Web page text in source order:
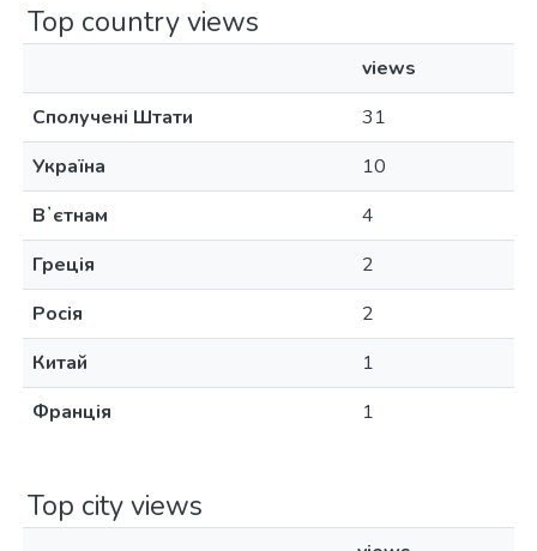
Top country views
views
Сполучені Штати
31
Україна
10
Вʼєтнам
4
Греція
2
Росія
2
Китай
1
Франція
1
Top city views